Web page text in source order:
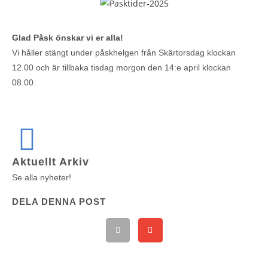
Glad Påsk önskar vi er alla!
Vi håller stängt under påskhelgen från Skärtorsdag klockan
12.00 och är tillbaka tisdag morgon den 14:e april klockan
08.00.
Aktuellt Arkiv
Se alla nyheter!
DELA DENNA POST